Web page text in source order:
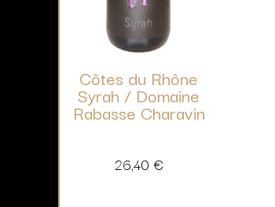
Côtes du Rhône
Syrah / Domaine
Rabasse Charavin
26,40 €